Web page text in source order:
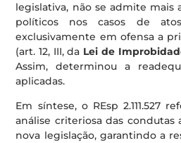
legislativa, não se admite mais
políticos nos casos de
exclusivamente em ofensa a
(art. 12, III, da Lei de
Assim, determinou a
aplicadas.
Em síntese, o REsp 2.111.527
análise criteriosa das condutas
nova legislação, garantindo a